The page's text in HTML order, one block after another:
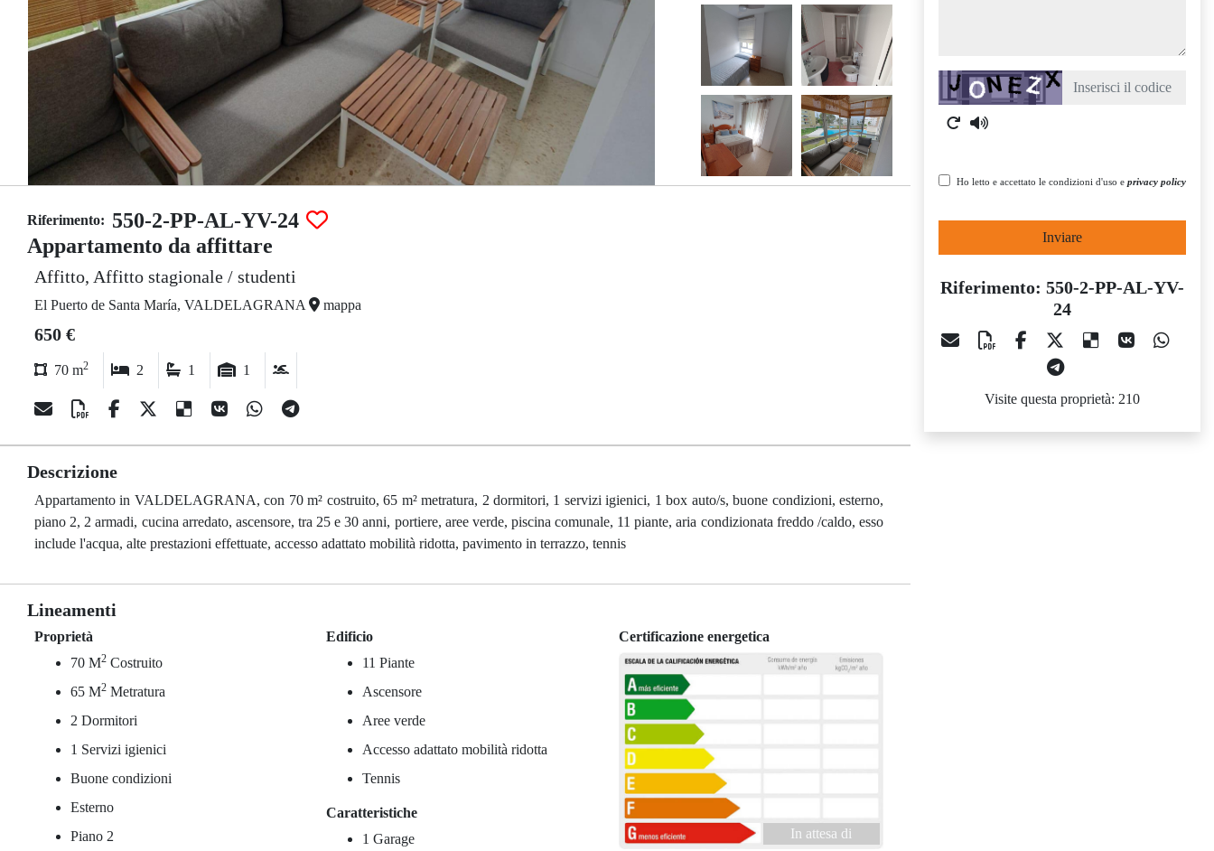
Riferimento: 550-2-PP-AL-YV-24
Appartamento da affittare
Affitto, Affitto stagionale / studenti
El Puerto de Santa María, VALDELAGRANA mappa
650 €
70 m2 2 1 1
Descrizione
Appartamento in VALDELAGRANA, con 70 m² costruito, 65 m² metratura, 2 dormitori, 1 servizi igienici, 1 box auto/s, buone condizioni, esterno,
piano 2, 2 armadi, cucina arredato, ascensore, tra 25 e 30 anni, portiere, aree verde, piscina comunale, 11 piante, aria condizionata freddo /caldo, esso
include l'acqua, alte prestazioni effettuate, accesso adattato mobilità ridotta, pavimento in terrazzo, tennis
Lineamenti
Proprietà
70 M2 Costruito
65 M2 Metratura
2 Dormitori
1 Servizi igienici
Buone condizioni
Esterno
Piano 2
Edificio
11 Piante
Ascensore
Aree verde
Accesso adattato mobilità ridotta
Tennis
Caratteristiche
1 Garage
Certificazione energetica
In attesa di
Captcha
Ho letto e accettato le condizioni d'uso e privacy policy
Inviare
Riferimento: 550-2-PP-AL-YV-
24
Visite questa proprietà: 210